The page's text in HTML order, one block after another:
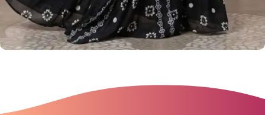
أكبر كتالوج في عُمان للملابس الظفارية